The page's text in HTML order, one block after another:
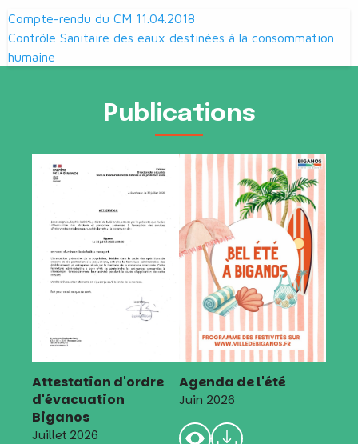
Navigation
de
l’article
Compte-rendu du CM 11.04.2018
Contrôle Sanitaire des eaux destinées à la consommation
humaine
Publications
Attestation d'ordre
d'évacuation
Biganos
Juillet 2026
Agenda de l'été
Juin 2026